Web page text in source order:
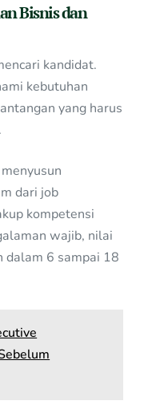
Bisnis dan
kandidat.
kebutuhan
yang harus
dari job
kompetensi
wajib, nilai
dalam 6 sampai 18